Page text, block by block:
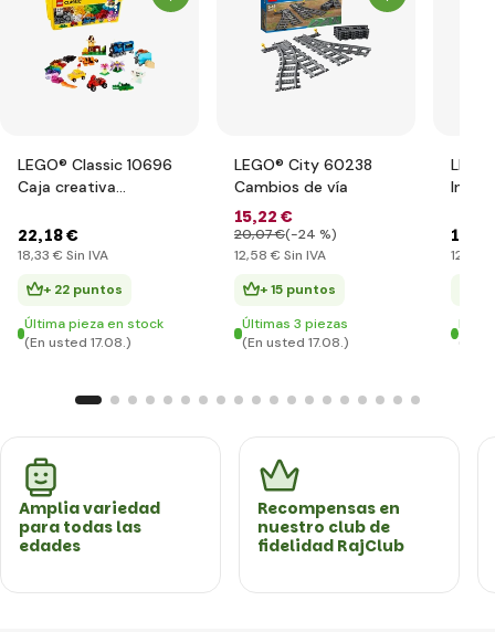
LEGO® Classic 10696
Caja creativa
22,18 €
18,33 € Sin IVA
+ 22 puntos
Última pieza en stock
(En usted 17.08.)
LEGO® City 60238
Cambios de vía
15,22 €
20,07 €(-24 %)
12,58 € Sin IVA
+ 15 puntos
Últimas 3 piezas
(En usted 17.08.)
15
12
En
(En
Amplia variedad
para todas las
edades
Recompensas en
nuestro club de
fidelidad RajClub